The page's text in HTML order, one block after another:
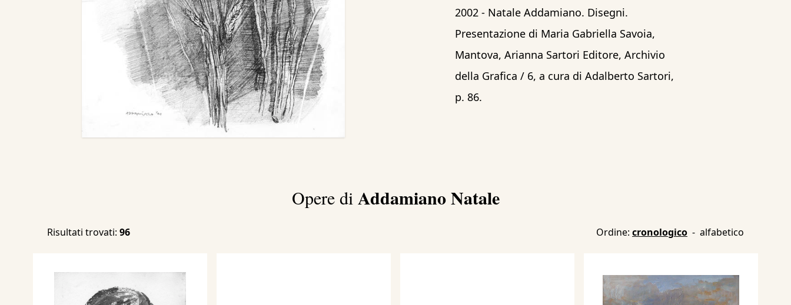
2002 - Natale Addamiano. Disegni.
Presentazione di Maria Gabriella Savoia,
Mantova, Arianna Sartori Editore, Archivio
della Grafica / 6, a cura di Adalberto Sartori,
p. 86.
Opere di Addamiano Natale
Risultati trovati: 96 Ordine: cronologico - alfabetico